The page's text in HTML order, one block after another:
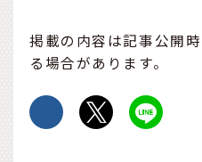
掲載の内容は記事公開
る場合があります。